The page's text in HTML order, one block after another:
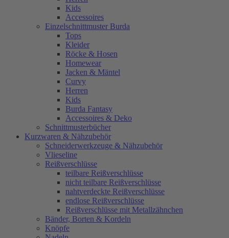
Kids
Accessoires
Einzelschnittmuster Burda
Tops
Kleider
Röcke & Hosen
Homewear
Jacken & Mäntel
Curvy
Herren
Kids
Burda Fantasy
Accessoires & Deko
Schnittmusterbücher
Kurzwaren & Nähzubehör
Schneiderwerkzeuge & Nähzubehör
Vlieseline
Reißverschlüsse
teilbare Reißverschlüsse
nicht teilbare Reißverschlüsse
nahtverdeckte Reißverschlüsse
endlose Reißverschlüsse
Reißverschlüsse mit Metallzähnchen
Bänder, Borten & Kordeln
Knöpfe